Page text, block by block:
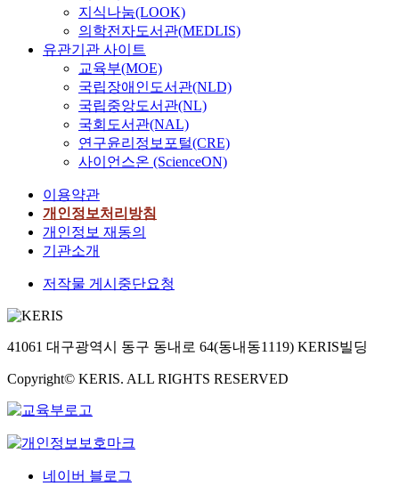
지식나눔(LOOK)
의학전자도서관(MEDLIS)
유관기관 사이트
교육부(MOE)
국립장애인도서관(NLD)
국립중앙도서관(NL)
국회도서관(NAL)
연구윤리정보포털(CRE)
사이언스온 (ScienceON)
이용약관
개인정보처리방침
개인정보 재동의
기관소개
저작물 게시중단요청
41061 대구광역시 동구 동내로 64(동내동1119) KERIS빌딩
Copyright© KERIS. ALL RIGHTS RESERVED
네이버 블로그